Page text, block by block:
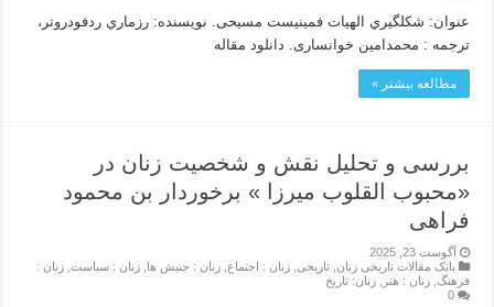
عنوان: شکلگیري الهیات فمینیست مسیحی. نویسنده: رزماري ردفودروتر،
ترجمه : محمدامین خوانساری. دانلود مقاله
مطالعه بیشتر »
بررسی و تحلیل نقش و شخصیت زنان در
«محبوب القلوب میرزا » برخوردار بن محمود
فراهی
آگوست 23, 2025
بانک مقالات تاریخی زنان ,تاریخی ,زنان : اجتماع ,زنان : جنبش ها ,زنان : سیاست ,زنان :
فرهنگ ,زنان : هنر ,زنان: تاریخ
0